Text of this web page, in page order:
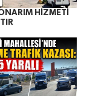
HİZMETİ